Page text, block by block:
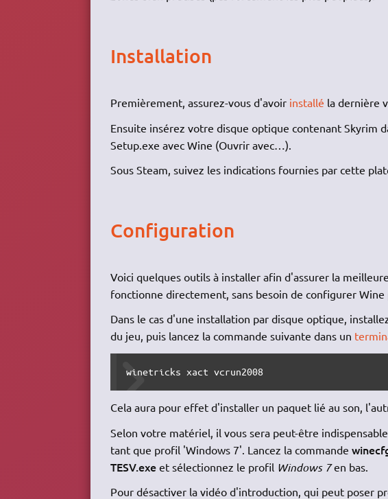
Installation
Premièrement, assurez-vous d'avoir installé la dernière
Ensuite insérez votre disque optique contenant Skyrim
Setup.exe avec Wine (Ouvrir avec…).
Sous Steam, suivez les indications fournies par cette
Configuration
Voici quelques outils à installer afin d'assurer la
fonctionne directement, sans besoin de configurer Wine
Dans le cas d'une installation par disque optique,
du jeu, puis lancez la commande suivante dans un
winetricks xact vcrun2008
Cela aura pour effet d'installer un paquet lié au son,
Selon votre matériel, il vous sera peut-être
tant que profil 'Windows 7'. Lancez la commande
TESV.exeet sélectionnez le profil Windows 7en bas.
Pour désactiver la vidéo d'introduction, qui peut poser